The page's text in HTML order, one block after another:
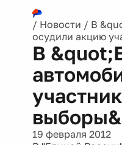
/ Новости / В
осудили акцию
В
19 февраля 2012